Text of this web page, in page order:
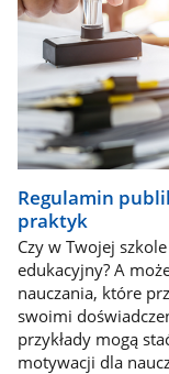
Regulamin
praktyk
Czy w Twojej
edukacyjny? A
nauczania, które
swoimi
przykłady mogą
motywacji dla